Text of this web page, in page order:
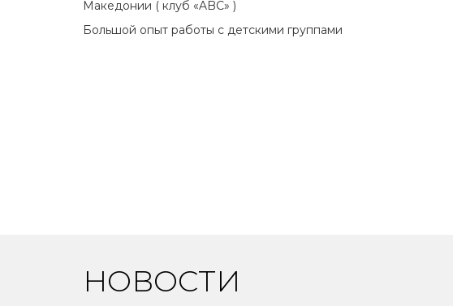
Македонии ( клуб «ABC» )
Большой опыт работы с детскими группами
НОВОСТИ